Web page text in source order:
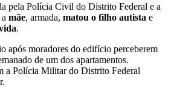
pela Polícia Civil do Distrito Federal e a
mãe, armada, matou o filho autista e
.
após moradores do edifício perceberem
de um dos apartamentos.
a Polícia Militar do Distrito Federal